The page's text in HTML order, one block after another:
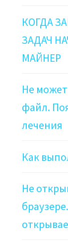
КОГДА
ЗАДАЧ
МАЙНЕР
Не
файл.
лечения
Как
Не